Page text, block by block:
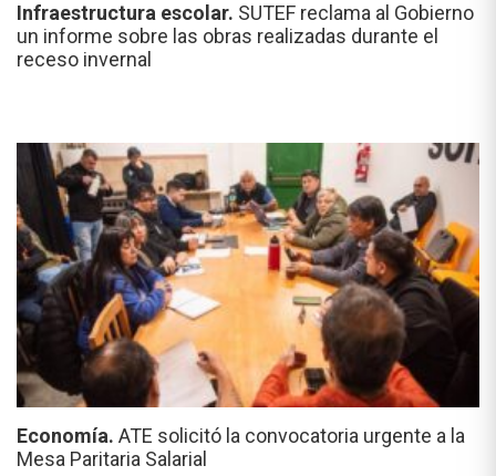
Infraestructura escolar. SUTEF reclama al Gobierno
un informe sobre las obras realizadas durante el
receso invernal
Economía. ATE solicitó la convocatoria urgente a la
Mesa Paritaria Salarial